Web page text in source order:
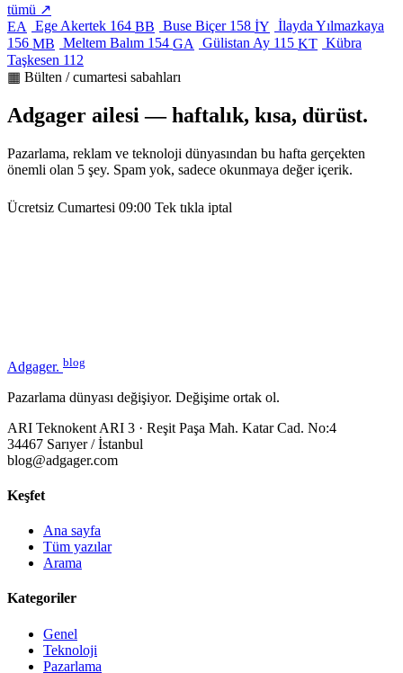
tümü ↗
EA
Ege Akertek 164 BB Buse Biçer 158 İY İlayda Yılmazkaya
156 MB Meltem Balım 154 GA Gülistan Ay 115 KT Kübra
Taşkesen 112
▦ Bülten / cumartesi sabahları
Adgager ailesi — haftalık, kısa, dürüst.
Pazarlama, reklam ve teknoloji dünyasından bu hafta gerçekten
önemli olan 5 şey. Spam yok, sadece okunmaya değer içerik.
Ücretsiz Cumartesi 09:00 Tek tıkla iptal
Adgager. blog
Pazarlama dünyası değişiyor. Değişime ortak ol.
ARI Teknokent ARI 3 · Reşit Paşa Mah. Katar Cad. No:4
34467 Sarıyer / İstanbul
blog@adgager.com
Keşfet
Ana sayfa
Tüm yazılar
Arama
Kategoriler
Genel
Teknoloji
Pazarlama